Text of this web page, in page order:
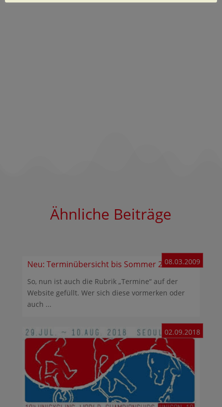
Ähnliche Beiträge
Neu: Terminübersicht bis Sommer 200908.03.2009
So, nun ist auch die Rubrik „Termine“ auf der
Website gefüllt. Wer sich diese vormerken oder
auch ...
02.09.2018